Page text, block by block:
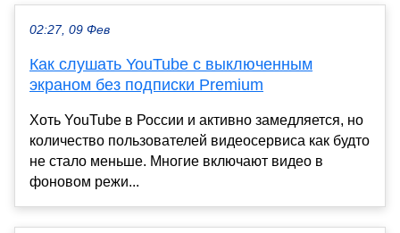
02:27, 09 Фев
Как слушать YouTube с выключенным
экраном без подписки Premium
Хоть YouTube в России и активно замедляется, но
количество пользователей видеосервиса как будто
не стало меньше. Многие включают видео в
фоновом режи...